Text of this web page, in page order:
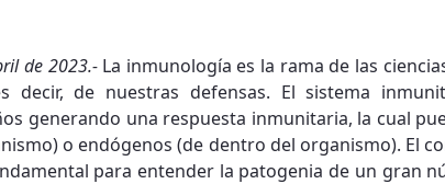
de 2023.- La inmunología es la rama de las
decir, de nuestras defensas. El sistema
generando una respuesta inmunitaria, la cual
o endógenos (de dentro del organismo). El
para entender la patogenia de un gran